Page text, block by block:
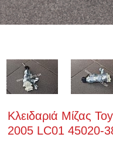
Κλειδαριά Μίζας
2005 LC01 45020-